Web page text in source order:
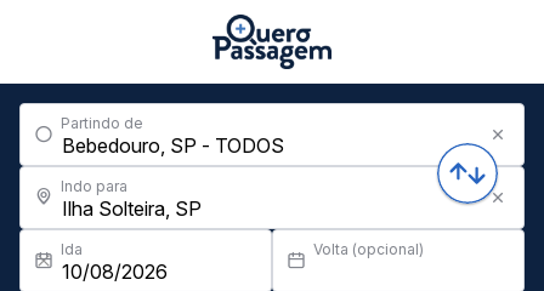
Partindo de
Indo para
Ida Volta (opcional)